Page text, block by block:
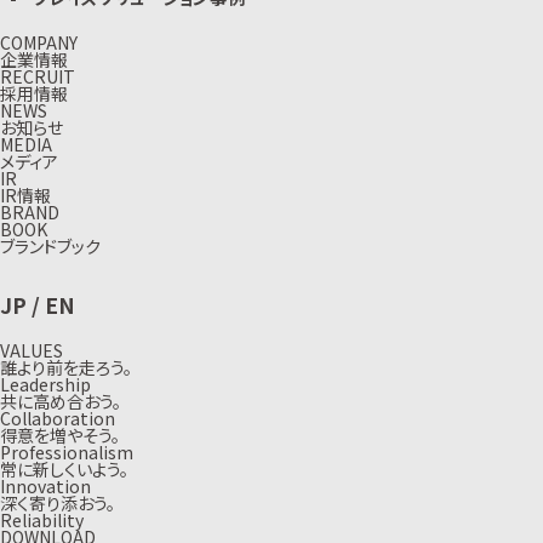
COMPANY
企業情報
RECRUIT
採用情報
NEWS
お知らせ
MEDIA
メディア
IR
IR情報
BRAND
BOOK
ブランドブック
JP / EN
VALUES
誰より前を走ろう。
Leadership
共に高め合おう。
Collaboration
得意を増やそう。
Professionalism
常に新しくいよう。
Innovation
深く寄り添おう。
Reliability
DOWNLOAD